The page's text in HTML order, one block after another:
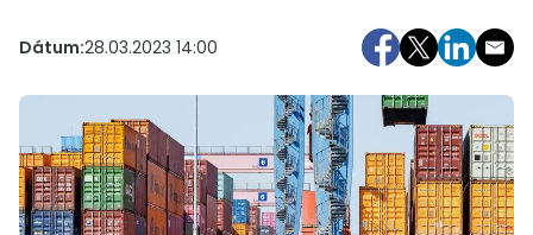
Slovensko Česko Maďarsko
Dátum:28.03.2023 14:00